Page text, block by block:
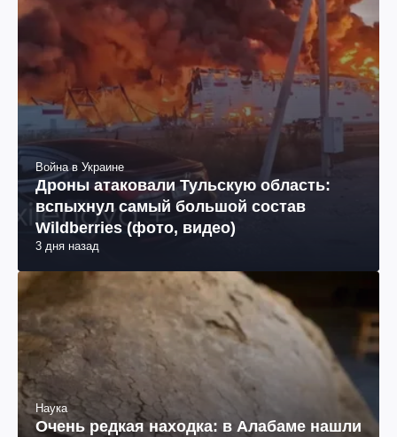
Война в Украине
Дроны атаковали Тульскую область:
вспыхнул самый большой состав
Wildberries (фото, видео)
3 дня назад
Наука
Очень редкая находка: в Алабаме нашли